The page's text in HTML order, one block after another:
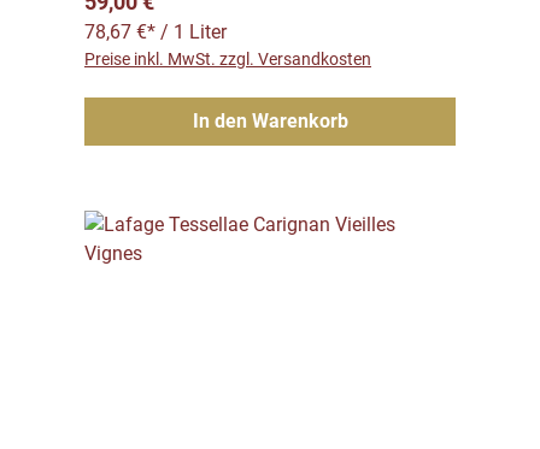
78,67 €* / 1 Liter
Preise inkl. MwSt. zzgl. Versandkosten
In den Warenkorb